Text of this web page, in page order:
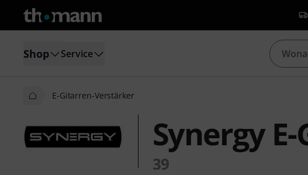
Shop Service
E-Gitarren-Verstärker
Synergy
39